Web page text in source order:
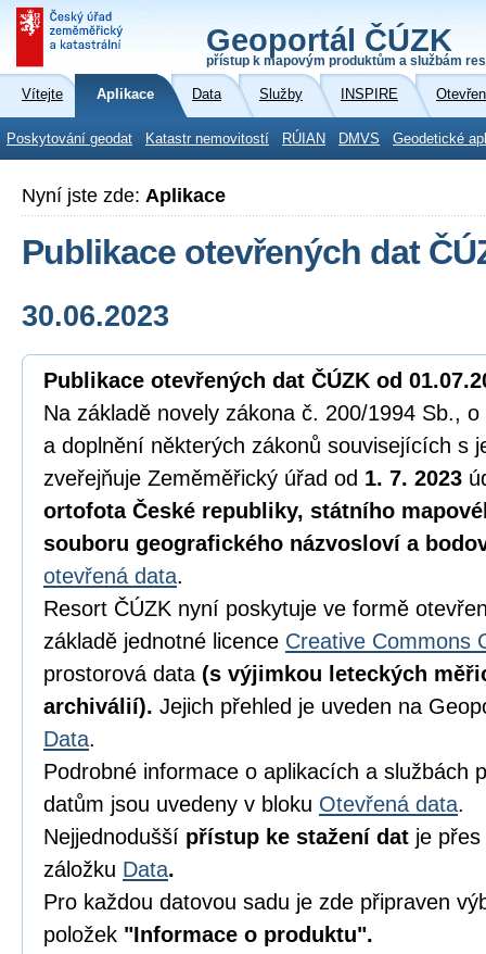
Geoportál ČÚZK
přístup k mapovým produktům a službám
Vítejte Aplikace Data Služby INSPIRE
Poskytování geodat Katastr nemovitostí RÚIAN DMVS Geodetické
Nyní jste zde: Aplikace
Publikace otevřených dat
30.06.2023
Publikace otevřených dat ČÚZK od
Na základě novely zákona č. 200/1994 Sb.,
a doplnění některých zákonů souvisejících s
zveřejňuje Zeměměřický úřad od 1. 7. 2023
ortofota České republiky, státního
souboru geografického názvosloví a
otevřená data.
Resort ČÚZK nyní poskytuje ve formě
základě jednotné licence Creative Commons
prostorová data (s výjimkou leteckých
archiválií). Jejich přehled je uveden na
Data.
Podrobné informace o aplikacích a službách
datům jsou uvedeny v bloku Otevřená data.
Nejjednodušší přístup ke stažení dat je přes
záložku Data.
Pro každou datovou sadu je zde připraven
položek "Informace o produktu".